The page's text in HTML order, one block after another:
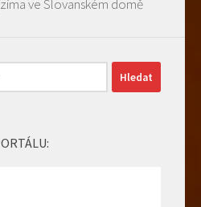
ve Slovanském domě